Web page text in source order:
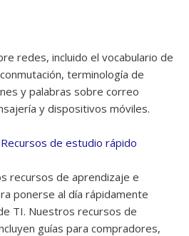
redes, incluido el vocabulario de
terminología de
y palabras sobre correo
y dispositivos móviles.
de estudio rápido
recursos de aprendizaje e
ponerse al día rápidamente
TI. Nuestros recursos de
guías para compradores,